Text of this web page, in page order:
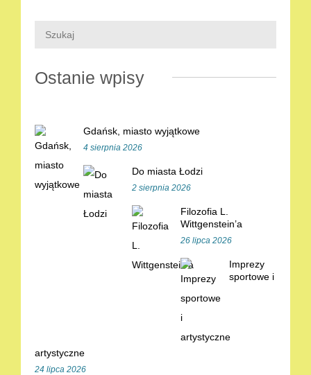
Ostanie wpisy
Gdańsk, miasto wyjątkowe
4 sierpnia 2026
Do miasta Łodzi
2 sierpnia 2026
Filozofia L.
Wittgenstein’a
26 lipca 2026
Imprezy
sportowe i
artystyczne
24 lipca 2026